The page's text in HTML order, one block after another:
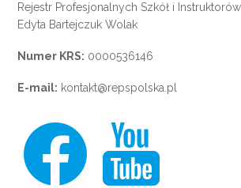
Rejestr Profesjonalnych Szkół i
Edyta Bartejczuk Wolak
Numer KRS: 0000536146
E-mail: kontakt@repspolska.pl